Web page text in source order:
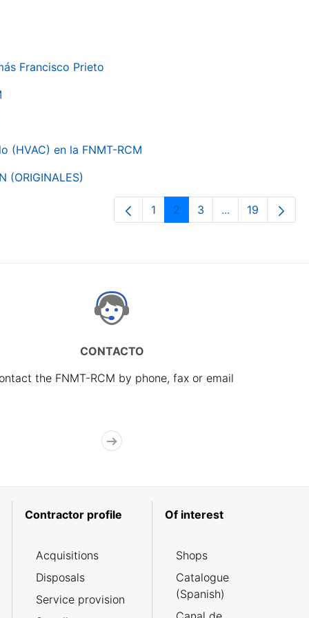
Francisco Prieto
(HVAC) en la FNMT-RCM
Page
1 Page
2 Page
3 ...Intermediate
Page
19
CONTACTO
the FNMT-RCM by phone, fax or email
Contractor profile
Acquisitions
Disposals
Service provision
Of interest
Shops
Catalogue
(Spanish)